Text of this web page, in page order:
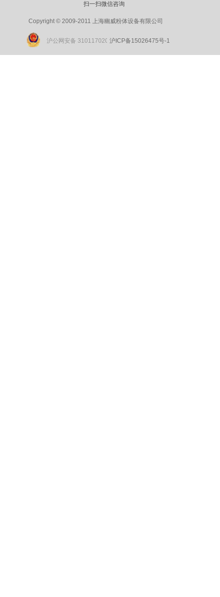
扫一扫微信咨询
沪公网安备 31011702002180号
沪ICP备15026475号-1
Copyright © 2009-2011 上海幽威粉体设备有限公司